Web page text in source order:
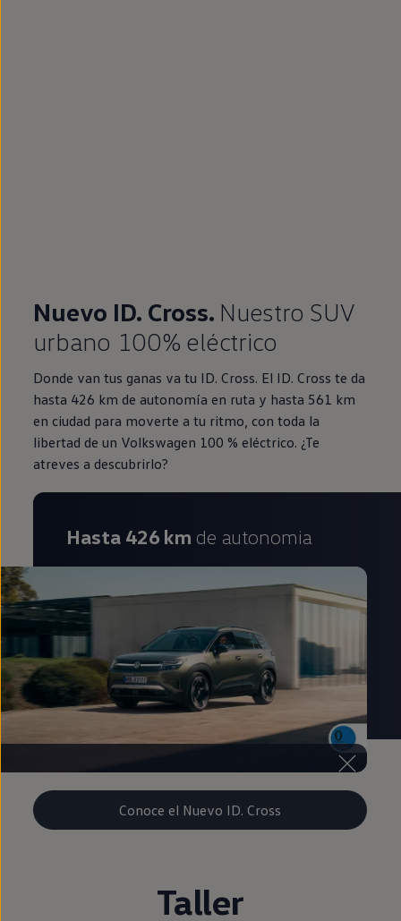
Nuevo ID. Cross. Nuestro SUV
urbano 100% eléctrico
Donde van tus ganas va tu ID. Cross. El ID. Cross te da
hasta 426 km de autonomía en ruta y hasta 561 km
en ciudad para moverte a tu ritmo, con toda la
libertad de un Volkswagen 100 % eléctrico. ¿Te
atreves a descubrirlo?
Conoce el Nuevo ID. Cross
Hasta 426 km de autonomia
Taller